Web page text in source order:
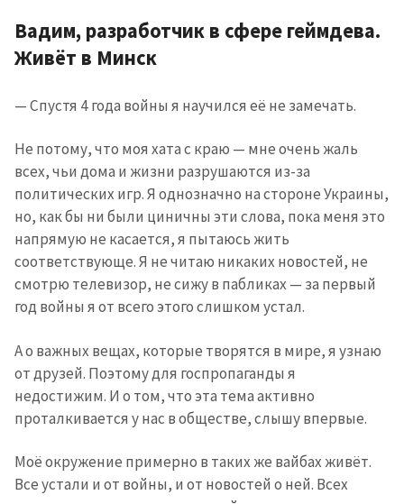
Вадим, разработчик в сфере геймдева.
Живёт в Минск
— Спустя 4 года войны я научился её не замечать.
Не потому, что моя хата с краю — мне очень жаль
всех, чьи дома и жизни разрушаются из-за
политических игр. Я однозначно на стороне Украины,
но, как бы ни были циничны эти слова, пока меня это
напрямую не касается, я пытаюсь жить
соответствующе. Я не читаю никаких новостей, не
смотрю телевизор, не сижу в пабликах — за первый
год войны я от всего этого слишком устал.
А о важных вещах, которые творятся в мире, я узнаю
от друзей. Поэтому для госпропаганды я
недостижим. И о том, что эта тема активно
проталкивается у нас в обществе, слышу впервые.
Моё окружение примерно в таких же вайбах живёт.
Все устали и от войны, и от новостей о ней. Всех